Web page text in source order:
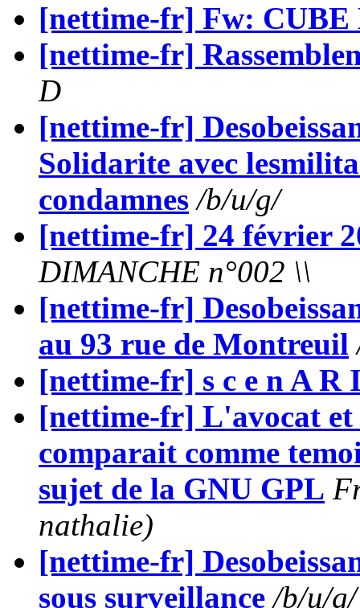
[nettime-fr] Fw: CUBE
[nettime-fr]
D
[nettime-fr]
Solidarite avec
condamnes /b/u/g/
[nettime-fr] 24 février
DIMANCHE n°002 \\
[nettime-fr]
au 93 rue de Montreuil
[nettime-fr] s c e n A R
[nettime-fr] L'avocat et
comparait comme
sujet de la GNU GPL
nathalie)
[nettime-fr]
sous surveillance /b/u/g/